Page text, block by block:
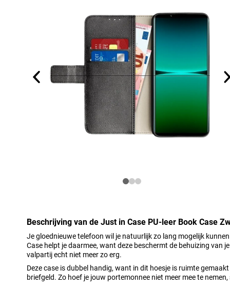
Beschrijving van de Just in Case PU-leer Book Case
Je gloednieuwe telefoon wil je natuurlijk zo lang mogelijk
Case helpt je daarmee, want deze beschermt de behuizing van
valpartij echt niet meer zo erg.
Deze case is dubbel handig, want in dit hoesje is ruimte
briefgeld. Zo hoef je jouw portemonnee niet meer mee te